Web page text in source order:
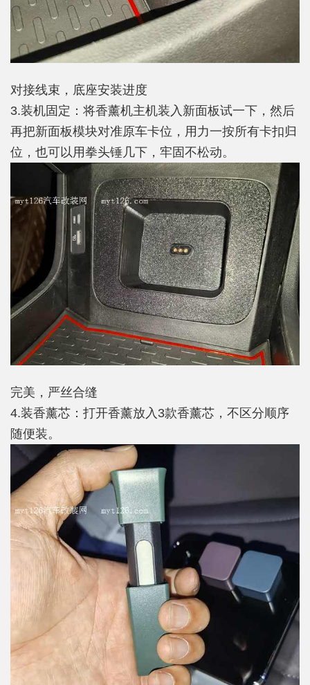
对接线束，底座安装进度
3.装机固定：将香薰机主机装入新面板试一下，然后
再把新面板模块对准原车卡位，用力一按所有卡扣归
位，也可以用拳头锤几下，牢固不松动。
完美，严丝合缝
4.装香薰芯：打开香薰放入3款香薰芯，不区分顺序
随便装。